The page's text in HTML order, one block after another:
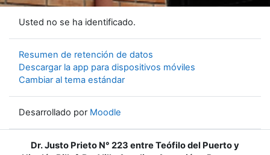
Usted no se ha identificado.
Resumen de retención de datos
Descargar la app para dispositivos móviles
Cambiar al tema estándar
Desarrollado por Moodle
Dr. Justo Prieto N° 223 entre Teófilo del Puerto y